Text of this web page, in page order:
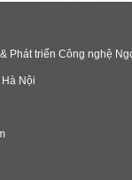
Phát triển Công nghệ
Nội